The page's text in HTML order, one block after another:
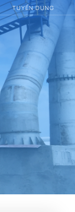
TUYỂN DỤNG